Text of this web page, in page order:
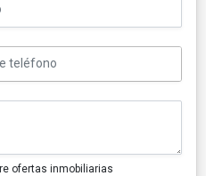
ofertas inmobiliarias